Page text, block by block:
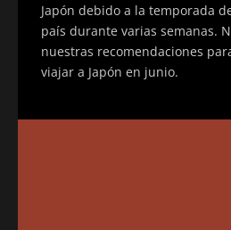
Japón debido a la temporada
país durante varias semanas.
nuestras recomendaciones
viajar a Japón en junio.